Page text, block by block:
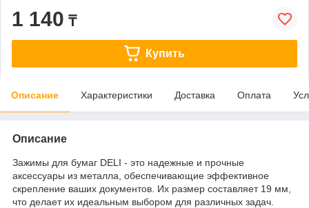
1 140 ₸
Купить
Описание Характеристики Доставка Оплата
Описание
Зажимы для бумаг DELI - это надежные и прочные
аксессуары из металла, обеспечивающие эффективное
скрепление ваших документов. Их размер составляет 19 мм,
что делает их идеальным выбором для различных задач.